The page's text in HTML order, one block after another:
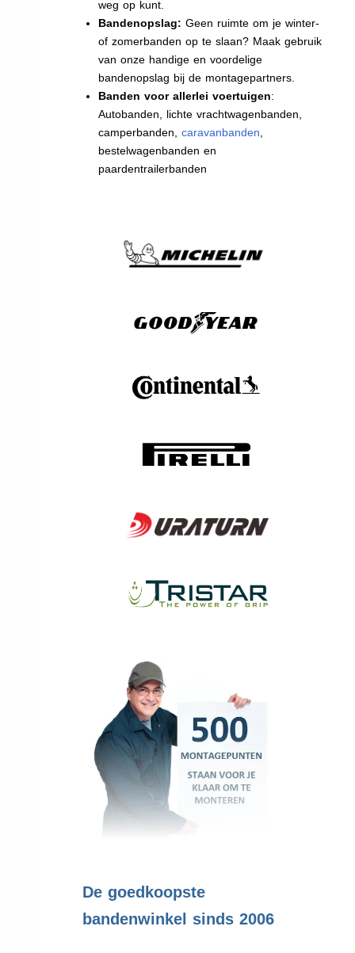
weg op kunt.
Bandenopslag: Geen ruimte om je winter-
of zomerbanden op te slaan? Maak gebruik
van onze handige en voordelige
bandenopslag bij de montagepartners.
Banden voor allerlei voertuigen:
Autobanden, lichte vrachtwagenbanden,
camperbanden, caravanbanden,
bestelwagenbanden en
paardentrailerbanden
De goedkoopste
bandenwinkel sinds 2006